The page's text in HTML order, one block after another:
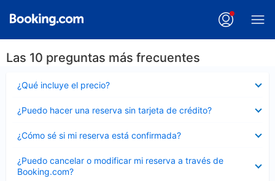
Las 10 preguntas más frecuentes
¿Qué incluye el precio?
cerrado
¿Puedo hacer una reserva sin tarjeta de crédito?
cerrado
¿Cómo sé si mi reserva está confirmada?
cerrado
¿Puedo cancelar o modificar mi reserva a través de
Booking.com?
cerrado